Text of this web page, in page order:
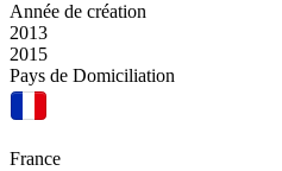
Année de création
2013
2015
Pays de Domiciliation
France